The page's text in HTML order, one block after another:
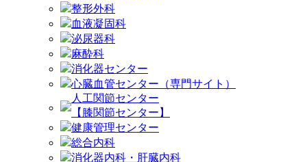
整形外科
血液凝固科
泌尿器科
麻酔科
消化器センター
心臓血管センター（専門サイト）
人工関節センター
【膝関節センター】
健康管理センター
総合内科
消化器内科・肝臓内科